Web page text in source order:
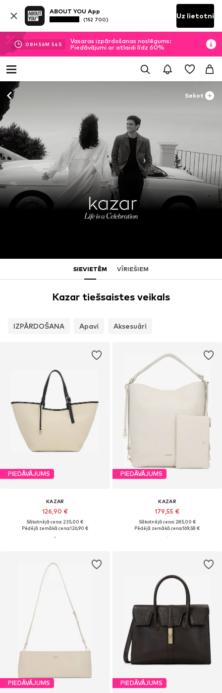
ABOUT YOU App
(152 700) Uz lietotni
08H 56M 52 S
Vasaras izpārdošanas noslēgums:
Piedāvājumi ar atlaidi līdz 60%
Sekot
SIEVIETĒM VĪRIEŠIEM
Kazar tiešsaistes veikals
IZPĀRDOŠANA Apavi Aksesuāri
PIEDĀVĀJUMS
KAZAR
126,90 €
Sākotnējā cena: 235,00 €
Pēdējā zemākā cena:126,90 €
PIEDĀVĀJUMS
KAZAR
179,55 €
Sākotnējā cena: 285,00 €
Pēdējā zemākā cena:169,58 €
PIEDĀVĀJUMS PIEDĀVĀJUMS